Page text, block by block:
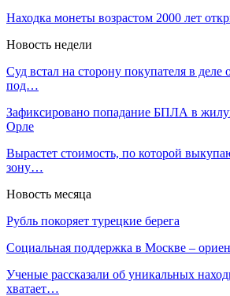
Находка монеты возрастом 2000 лет
Новость недели
Суд встал на сторону покупателя в
под…
Зафиксировано попадание БПЛА в
Орле
Вырастет стоимость, по которой
зону…
Новость месяца
Рубль покоряет турецкие берега
Социальная поддержка в Москве –
Ученые рассказали об уникальных
хватает…